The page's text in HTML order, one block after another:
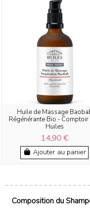
Huile de Massage
Régénérante Bio - Comptoir
Huiles
14,90 €
Ajouter au panier
Composition du